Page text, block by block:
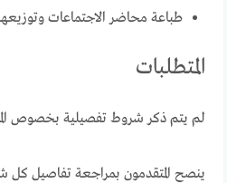
طباعة محاضر الاجتماعات
المتطلبات
لم يتم ذكر شروط تفصيلية بخصوص
ينصح المتقدمون بمراجعة تفاصيل